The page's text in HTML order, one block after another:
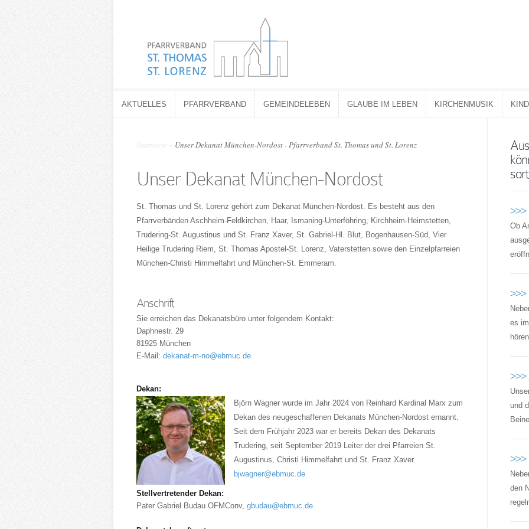
AKTUELLES PFARRVERBAND GEMEINDELEBEN GLAUBE IM LEBEN KIRCHENMUSIK
Startseite Unser Dekanat München-Nordost - Pfarrverband St. Thomas und St. Lorenz
Unser Dekanat München-Nordost
St. Thomas und St. Lorenz gehört zum Dekanat München-Nordost. Es besteht aus den
Pfarrverbänden Aschheim-Feldkirchen, Haar, Ismaning-Unterföhring, Kirchheim-Heimstetten,
Trudering-St. Augustinus und St. Franz Xaver, St. Gabriel-Hl. Blut, Bogenhausen-Süd, Vier
Heilige Trudering Riem, St. Thomas Apostel-St. Lorenz, Vaterstetten sowie den Einzelpfarreien
München-Christi Himmelfahrt und München-St. Emmeram.
Anschrift
Sie erreichen das Dekanatsbüro unter folgendem Kontakt:
Daphnestr. 29
81925 München
E-Mail: dekanat-m-no@ebmuc.de
Dekan:
Björn Wagner wurde im Jahr 2024 von Reinhard Kardinal Marx zum
Dekan des neugeschaffenen Dekanats München-Nordost ernannt.
Seit dem Frühjahr 2023 war er bereits Dekan des Dekanats
Trudering, seit September 2019 Leiter der drei Pfarreien St.
Augustinus, Christi Himmelfahrt und St. Franz Xaver.
bjwagner@ebmuc.de
Stellvertretender Dekan:
Pater Gabriel Budau OFMConv, gbudau@ebmuc.de
>>>
Ob
es
>>>
und
den